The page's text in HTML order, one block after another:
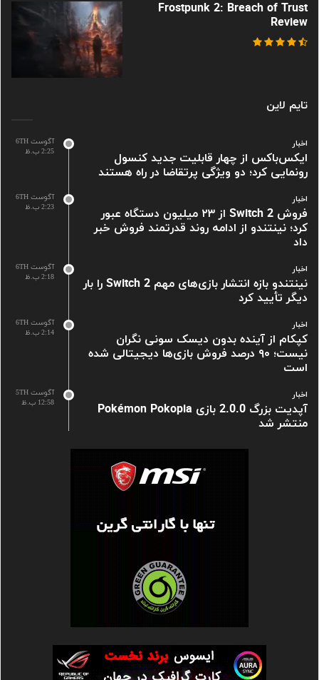
Frostpunk 2: Breach of Trust
Review
تایم لاین
آگوست 6TH
2:25 ب.ظ
اخبار
ایکس‌باکس از چهار قابلیت جدید کنسول
رونمایی کرد؛ دو ویژگی پرتقاضا در راه هستند
آگوست 6TH
2:23 ب.ظ
اخبار
فروش Switch 2 از ۲۳ میلیون دستگاه عبور
کرد؛ نینتندو از ادامه روند قدرتمند فروش خبر
داد
آگوست 6TH
2:18 ب.ظ
اخبار
نینتندو بازه انتشار بازی‌های مهم Switch 2 را بار
دیگر تأیید کرد
آگوست 6TH
2:14 ب.ظ
اخبار
کپکام از آینده بدون دیسک سونی نگران
نیست؛ ۹۰ درصد فروش بازی‌ها دیجیتالی شده
است
آگوست 5TH
12:58 ب.ظ
اخبار
آپدیت بزرگ 2.0.0 بازی Pokémon Pokopia
منتشر شد